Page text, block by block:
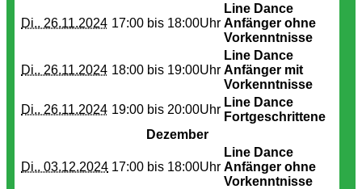
Di.. 26.11.2024 17:00 bis 18:00Uhr
Line Dance
Anfänger ohne
Vorkenntnisse
Di.. 26.11.2024 18:00 bis 19:00Uhr
Line Dance
Anfänger mit
Vorkenntnisse
Di.. 26.11.2024 19:00 bis 20:00Uhr
Line Dance
Fortgeschrittene
Dezember
Di.. 03.12.2024 17:00 bis 18:00Uhr
Line Dance
Anfänger ohne
Vorkenntnisse